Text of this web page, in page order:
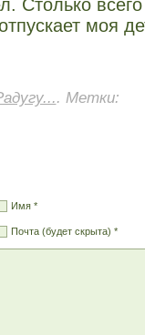
Столько
моя
. Метки:
Имя *
Почта (будет скрыта) *